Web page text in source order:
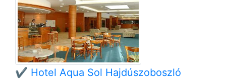
✔️ Hotel Aqua Sol Hajdúszoboszló